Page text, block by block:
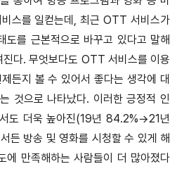
스를 일컫는데, 최근 OTT 서비스가
도를 근본적으로 바꾸고 있다고 말해
다. 무엇보다도 OTT 서비스를 이용
든지 볼 수 있어서 좋다는 생각에 대
것으로 나타났다. 이러한 긍정적 인
도 더욱 높아진(19년 84.2%→21년
든 방송 및 영화를 시청할 수 있게 해
만족해하는 사람들이 더 많아졌다